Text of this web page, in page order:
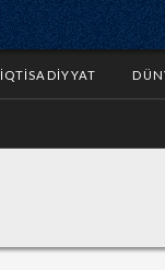
İQTISADIYYAT